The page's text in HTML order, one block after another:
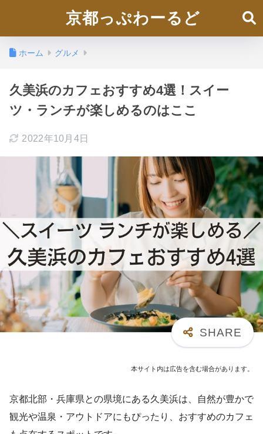
京都っぷわーるど
ホーム グルメ
久美浜のカフェおすすめ4選！スイー
ツ・ランチが楽しめるのはここ
2022年10月4日
本サイト内は広告を含む場合があります。
京都北部・兵庫県との県境にある久美浜は、自然が豊かで
観光や温泉・アウトドアにもぴったり、おすすめのカフェ